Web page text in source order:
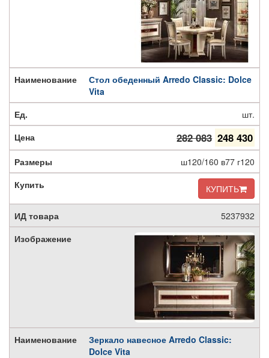
Стол обеденный Arredo Classic: Dolce
Vita
шт.
282 083 248 430
ш120/160 в77 г120
КУПИТЬ
5237932
Зеркало навесное Arredo Classic:
Dolce Vita